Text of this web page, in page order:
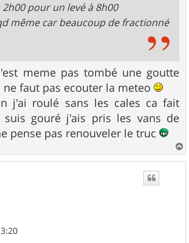
pour un levé à 8h00
même car beaucoup de fractionné
meme pas tombé une goutte
faut pas ecouter la meteo
j'ai roulé sans les cales ca fait
gouré j'ais pris les vans de
pense pas renouveler le truc
a